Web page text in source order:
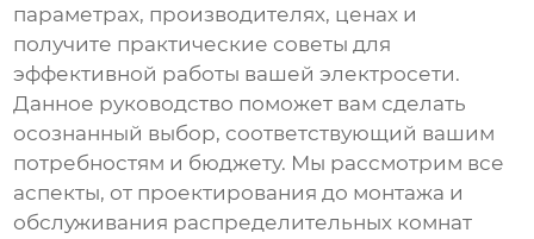
параметрах, производителях, ценах и
получите практические советы для
эффективной работы вашей электросети.
Данное руководство поможет вам сделать
осознанный выбор, соответствующий вашим
потребностям и бюджету. Мы рассмотрим все
аспекты, от проектирования до монтажа и
обслуживания распределительных комнат